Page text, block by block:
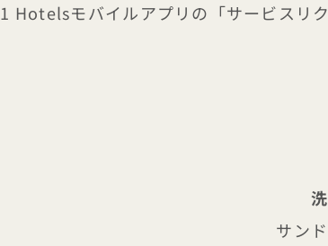
1 Hotelsモバイルアプリの「サービスリ
サン